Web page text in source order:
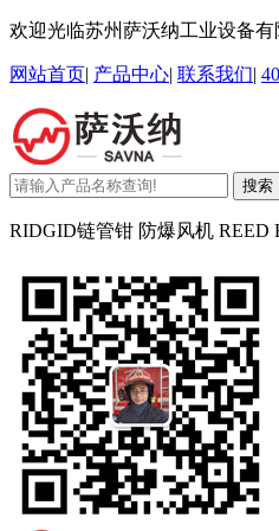
欢迎光临苏州萨沃纳工业设备
网站首页| 产品中心| 联系我们|
搜索
RIDGID链管钳 防爆风机 REED